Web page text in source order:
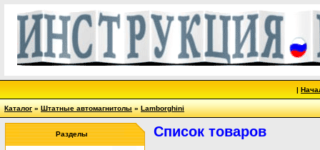
|
Каталог»Штатные автомагнитолы»Lamborghini
Разделы Список товаров